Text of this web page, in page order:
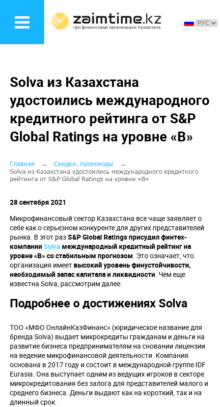
основному
Solva из Казахстана
удостоились международного
кредитного рейтинга от S&P
Global Ratings на уровне «B»
Строка
навигации
Главная
Скидки, промокоды
Solva из Казахстана удостоились международного кредитного
рейтинга от S&P Global Ratings на уровне «B»
28 сентября 2021
Микрофинансовый сектор Казахстана все чаще заявляет о
себе как о серьезном конкуренте для других представителей
рынка. В этот разS&P Global Ratings присудил финтех-
компанииSolva международный кредитный рейтинг на
уровне «B» со стабильным прогнозом. Это означает, что
организация имеетвысокий уровень финустойчивости,
необходимый запас капитала и ликвидности. Чем еще
известна Solva, рассмотрим далее.
Подробнее о достижениях Solva
ТОО «МФО ОнлайнКазФинанс» (юридическое название для
бренда Solva) выдает микрокредиты гражданам и деньги на
развитие бизнеса предпринимателям на сновании лицензии
на ведение микрофинансовой деятельности. Компания
основана в 2017 году и состоит в международной группе IDF
Eurasia. Она выступает одним из ведущих игроков в секторе
микрокредитования без залога для представителей малого и
среднего бизнеса. Деньги выдают как на короткий, так и на
длинный срок.